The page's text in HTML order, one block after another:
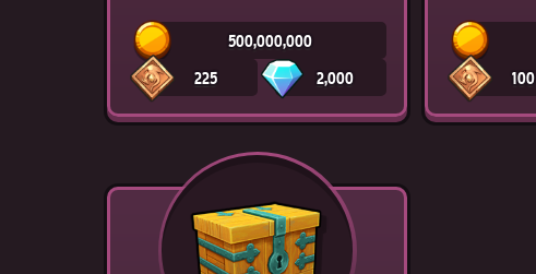
500,000,000
225
2,000
100